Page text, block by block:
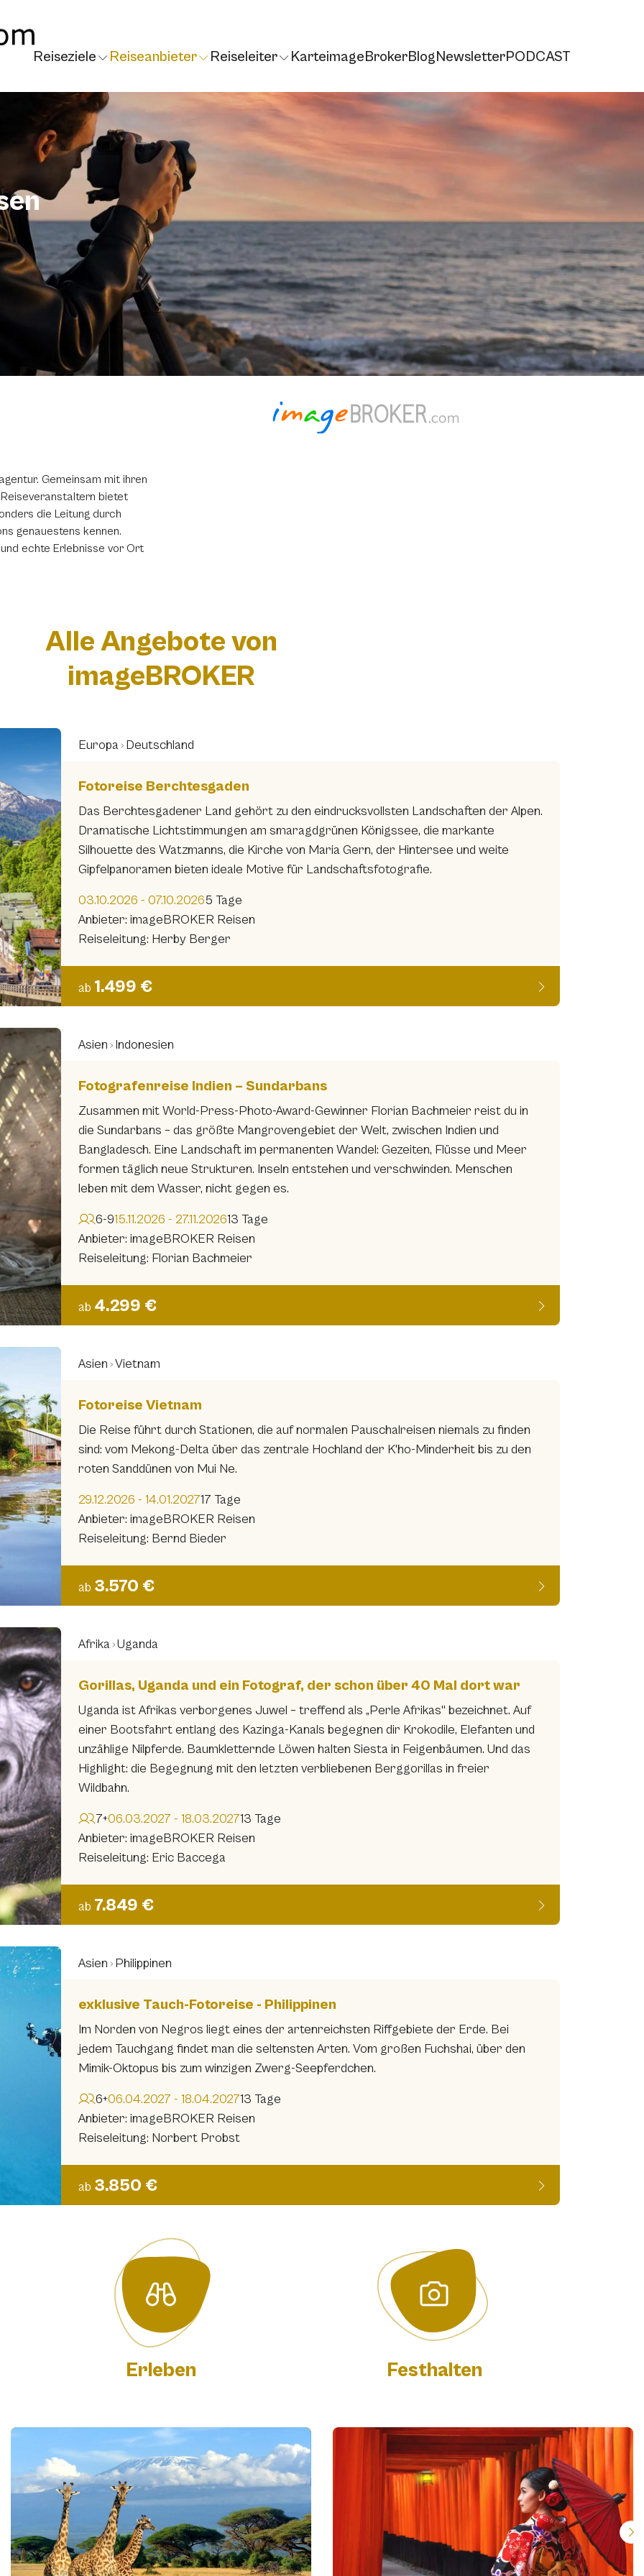
Reiseziele Reiseanbieter Reiseleiter KarteimageBrokerBlogNewsletterPODCAST
Gemeinsam mit ihren
bietet
die Leitung durch
genauestens kennen.
echte Erlebnisse vor Ort
Alle Angebote von
imageBROKER
Europa Deutschland
Fotoreise Berchtesgaden
Das Berchtesgadener Land gehört zu den eindrucksvollsten Landschaften der Alpen.
Dramatische Lichtstimmungen am smaragdgrünen Königssee, die markante
Silhouette des Watzmanns, die Kirche von Maria Gern, der Hintersee und weite
Gipfelpanoramen bieten ideale Motive für Landschaftsfotografie.
03.10.2026 - 07.10.20265 Tage
Anbieter: imageBROKER Reisen
Reiseleitung: Herby Berger
ab 1.499 €
Asien Indonesien
Fotografenreise Indien – Sundarbans
Zusammen mit World-Press-Photo-Award-Gewinner Florian Bachmeier reist du in
die Sundarbans – das größte Mangrovengebiet der Welt, zwischen Indien und
Bangladesch. Eine Landschaft im permanenten Wandel: Gezeiten, Flüsse und Meer
formen täglich neue Strukturen. Inseln entstehen und verschwinden. Menschen
leben mit dem Wasser, nicht gegen es.
6-915.11.2026 - 27.11.202613 Tage
Anbieter: imageBROKER Reisen
Reiseleitung: Florian Bachmeier
ab 4.299 €
Asien Vietnam
Fotoreise Vietnam
Die Reise führt durch Stationen, die auf normalen Pauschalreisen niemals zu finden
sind: vom Mekong-Delta über das zentrale Hochland der K'ho-Minderheit bis zu den
roten Sanddünen von Mui Ne.
29.12.2026 - 14.01.202717 Tage
Anbieter: imageBROKER Reisen
Reiseleitung: Bernd Bieder
ab 3.570 €
Afrika Uganda
Gorillas, Uganda und ein Fotograf, der schon über 40 Mal dort war
Uganda ist Afrikas verborgenes Juwel – treffend als „Perle Afrikas" bezeichnet. Auf
einer Bootsfahrt entlang des Kazinga-Kanals begegnen dir Krokodile, Elefanten und
unzählige Nilpferde. Baumkletternde Löwen halten Siesta in Feigenbäumen. Und das
Highlight: die Begegnung mit den letzten verbliebenen Berggorillas in freier
Wildbahn.
7+06.03.2027 - 18.03.202713 Tage
Anbieter: imageBROKER Reisen
Reiseleitung: Eric Baccega
ab 7.849 €
Asien Philippinen
exklusive Tauch-Fotoreise - Philippinen
Im Norden von Negros liegt eines der artenreichsten Riffgebiete der Erde. Bei
jedem Tauchgang findet man die seltensten Arten. Vom großen Fuchshai, über den
Mimik-Oktopus bis zum winzigen Zwerg-Seepferdchen.
6+06.04.2027 - 18.04.202713 Tage
Anbieter: imageBROKER Reisen
Reiseleitung: Norbert Probst
ab 3.850 €
Erleben Festhalten